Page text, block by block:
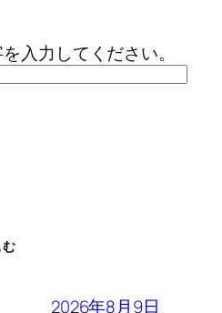
入力してください。
2026年8月9日